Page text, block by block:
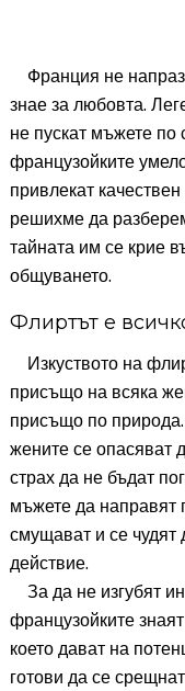
Франция не
знае за любовта.
не пускат мъжете по
французойките
привлекат
решихме да
тайната им се крие
общуването.
Флиртът е
Изкуството на
присъщо на всяка
присъщо по
жените се опасяват
страх да не бъдат
мъжете да направят
смущават и се чудят
действие.
За да не изгубят
французойките
което дават на
готови да се